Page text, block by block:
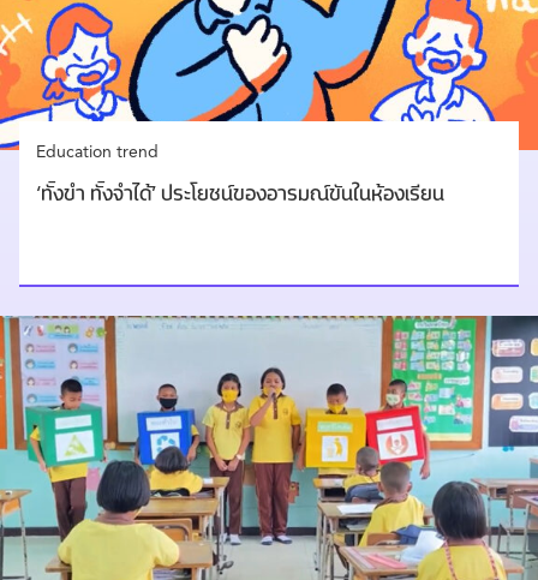
Education trend
‘ทั้งขำ ทั้งจำได้’ ประโยชน์ของอารมณ์ขันในห้องเรียน